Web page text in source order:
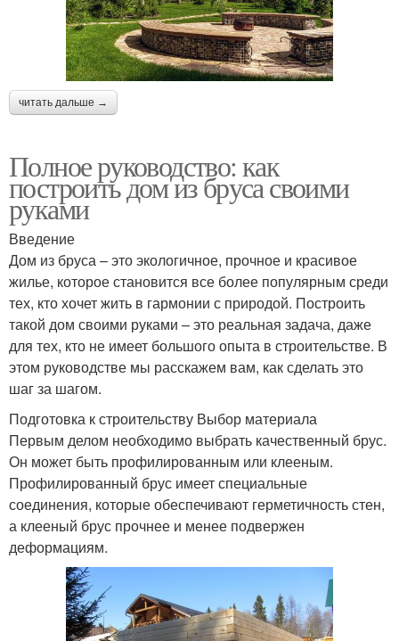
читать дальше →
Полное руководство: как
построить дом из бруса своими
руками
Введение
Дом из бруса – это экологичное, прочное и красивое
жилье, которое становится все более популярным среди
тех, кто хочет жить в гармонии с природой. Построить
такой дом своими руками – это реальная задача, даже
для тех, кто не имеет большого опыта в строительстве. В
этом руководстве мы расскажем вам, как сделать это
шаг за шагом.
Подготовка к строительству Выбор материала
Первым делом необходимо выбрать качественный брус.
Он может быть профилированным или клееным.
Профилированный брус имеет специальные
соединения, которые обеспечивают герметичность стен,
а клееный брус прочнее и менее подвержен
деформациям.